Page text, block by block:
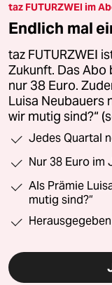
taz FUTURZWEI im
Endlich mal
taz FUTURZWEI
Zukunft. Das
nur 38 Euro.
Luisa Neubauers
wir mutig sind?“
Jedes Quartal
Nur 38 Euro im
Als Prämie
mutig sind?“